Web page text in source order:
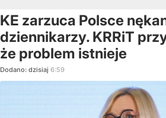
KE zarzuca Polsce
dziennikarzy. KRRiT
że problem istnieje
Dodano: dzisiaj 6:59